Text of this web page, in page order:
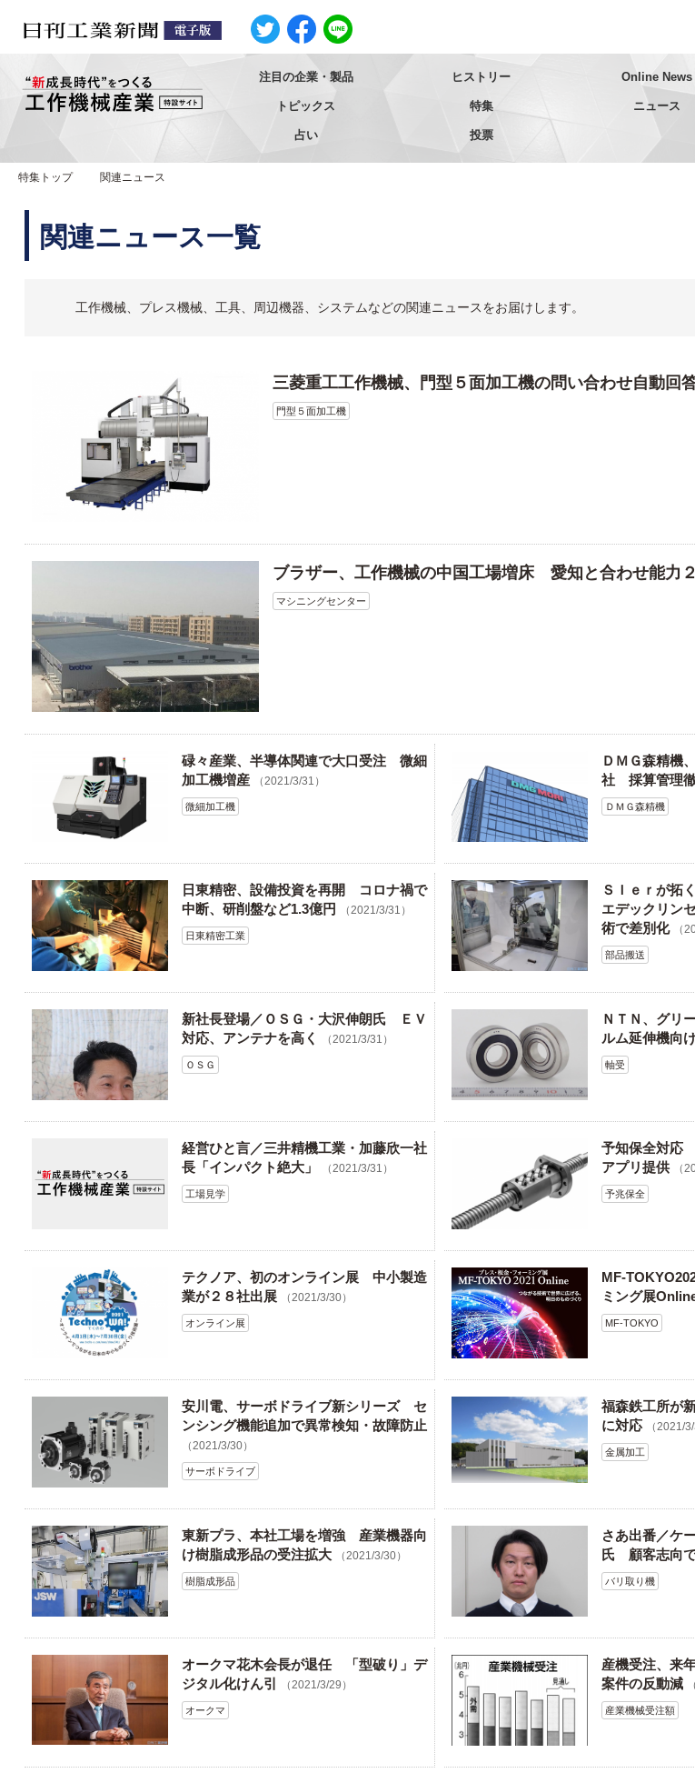
注目の企業・製品 ヒストリー Online News
トピックス 特集 ニュース
占い 投票
特集トップ 関連ニュース
関連ニュース一覧
工作機械、プレス機械、工具、周辺機器、システムなどの関連ニュースをお届けします。
三菱重工工作機械、門型５面加工機の問い合わせ自動回
門型５面加工機
ブラザー、工作機械の中国工場増床 愛知と合わせ能力
マシニングセンター
碌々産業、半導体関連で大口受注 微細
加工機増産
（2021/3/31）
微細加工機
ＤＭＧ森精機
社 採算管理
ＤＭＧ森精機
日東精密、設備投資を再開 コロナ禍で
中断、研削盤など1.3億円
（2021/3/31）
日東精密工業
ＳＩｅｒが拓
エデックリン
術で差別化
（
部品搬送
新社長登場／ＯＳＧ・大沢伸朗氏 ＥＶ
対応、アンテナを高く
（2021/3/31）
ＯＳＧ
ＮＴＮ、グリ
ルム延伸機向
軸受
経営ひと言／三井精機工業・加藤欣一社
長「インパクト絶大」
（2021/3/31）
工場見学
予知保全対応
アプリ提供
（
予兆保全
テクノア、初のオンライン展 中小製造
業が２８社出展
（2021/3/30）
オンライン展
MF-
ミング展
MF-TOKYO
安川電、サーボドライブ新シリーズ セ
ンシング機能追加で異常検知・故障防止
（2021/3/30）
サーボドライブ
福森鉄工所が
に対応
（2021/3/
金属加工
東新プラ、本社工場を増強 産業機器向
け樹脂成形品の受注拡大
（2021/3/30）
樹脂成形品
さあ出番／ケ
氏 顧客志向
バリ取り機
オークマ花木会長が退任 「型破り」デ
ジタル化けん引
（2021/3/29）
オークマ
産機受注、来
案件の反動減
産業機械受注額